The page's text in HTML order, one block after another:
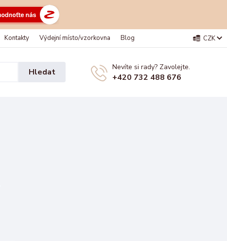
Kontakty Výdejní místo/vzorkovna Blog CZK
Hledat Nevíte si rady? Zavolejte.
+420 732 488 676